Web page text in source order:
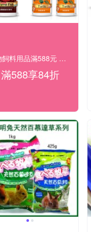
寵物飼料用品滿588元 享84折
滿588享84折